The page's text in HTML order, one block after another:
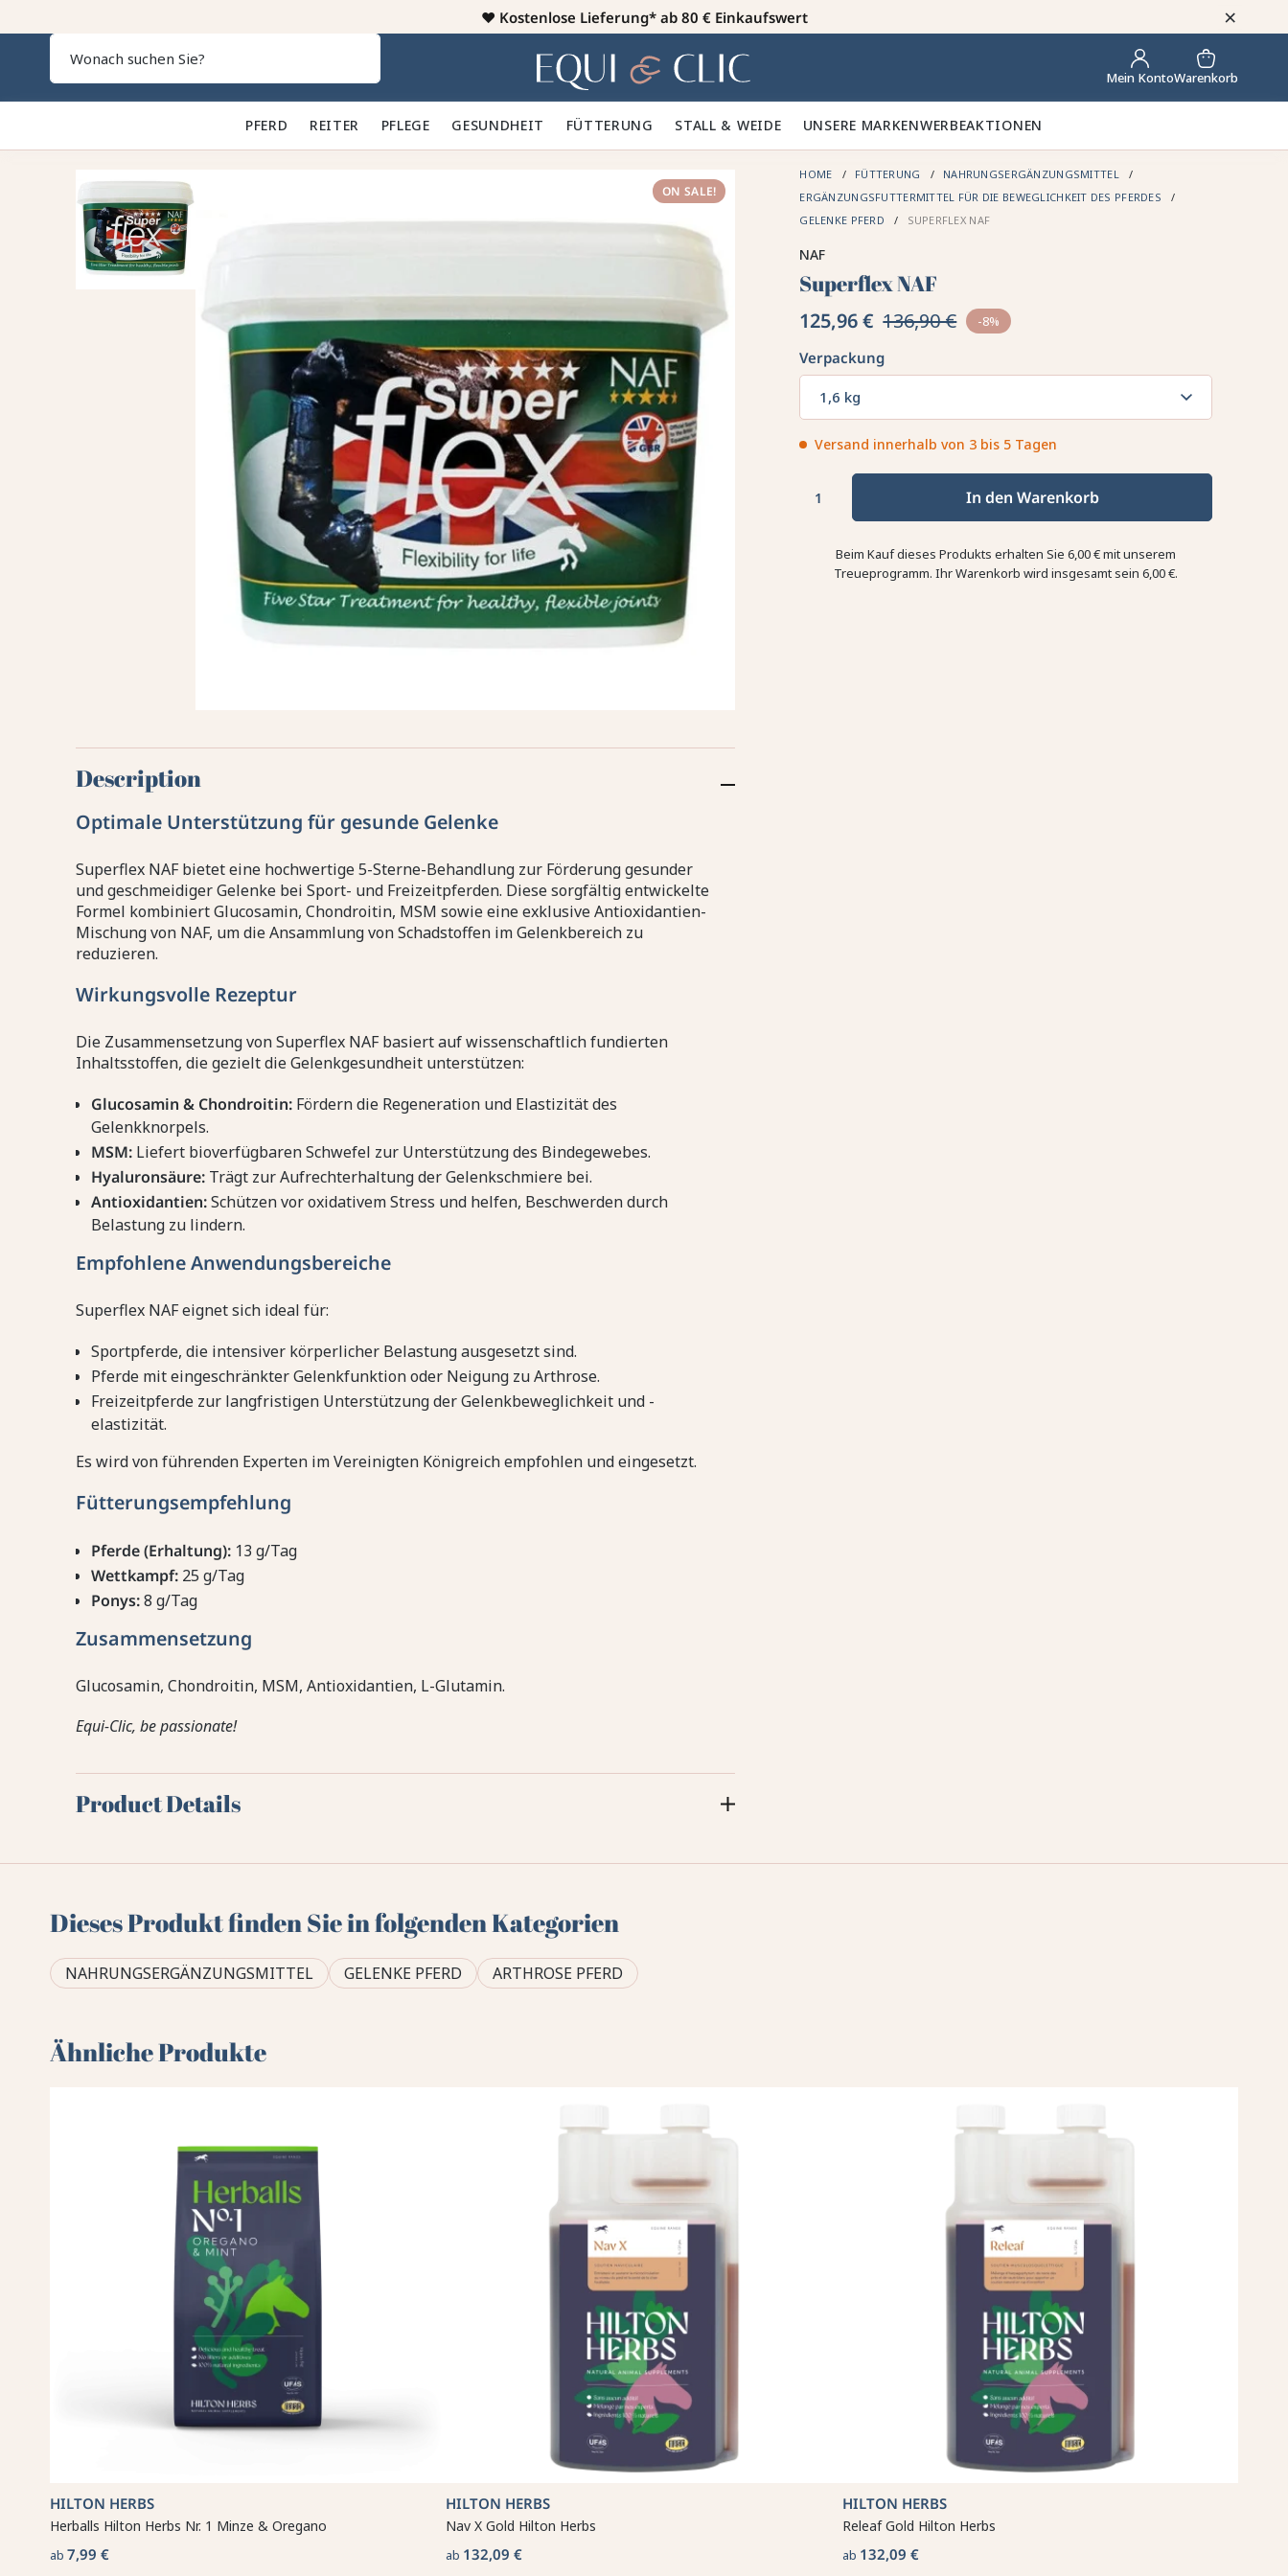
♥️ Kostenlose Lieferung* ab 80 € Einkaufswert ×
Heim Mein KontoWarenkorb
PFERD 🐎 REITER 👕 PFLEGE 🪮 GESUNDHEIT ✨ FÜTTERUNG 🥕 STALL & WEIDE 🍃 UNSERE MARKENWERBEAKTIONEN
ON SALE!
HOME FÜTTERUNG
NAHRUNGSERGÄNZUNGSMITTEL
ERGÄNZUNGSFUTTERMITTEL FÜR DIE BEWEGLICHKEIT DES PFERDES
GELENKE PFERD
SUPERFLEX NAF
NAF
Superflex NAF
125,96 € 136,90 € -8%
Verpackung
1,6 kg
Versand innerhalb von 3 bis 5 Tagen
In den Warenkorb
Beim Kauf dieses Produkts erhalten Sie6,00 €mit unserem
Treueprogramm. Ihr Warenkorb wird insgesamt sein6,00 €.
Description
Optimale Unterstützung für gesunde Gelenke
Superflex NAF bietet eine hochwertige 5-Sterne-Behandlung zur Förderung gesunder
und geschmeidiger Gelenke bei Sport- und Freizeitpferden. Diese sorgfältig entwickelte
Formel kombiniert Glucosamin, Chondroitin, MSM sowie eine exklusive Antioxidantien-
Mischung von NAF, um die Ansammlung von Schadstoffen im Gelenkbereich zu
reduzieren.
Wirkungsvolle Rezeptur
Die Zusammensetzung von Superflex NAF basiert auf wissenschaftlich fundierten
Inhaltsstoffen, die gezielt die Gelenkgesundheit unterstützen:
Glucosamin & Chondroitin:Fördern die Regeneration und Elastizität des
Gelenkknorpels.
MSM:Liefert bioverfügbaren Schwefel zur Unterstützung des Bindegewebes.
Hyaluronsäure:Trägt zur Aufrechterhaltung der Gelenkschmiere bei.
Antioxidantien:Schützen vor oxidativem Stress und helfen, Beschwerden durch
Belastung zu lindern.
Empfohlene Anwendungsbereiche
Superflex NAF eignet sich ideal für:
Sportpferde, die intensiver körperlicher Belastung ausgesetzt sind.
Pferde mit eingeschränkter Gelenkfunktion oder Neigung zu Arthrose.
Freizeitpferde zur langfristigen Unterstützung der Gelenkbeweglichkeit und -
elastizität.
Es wird von führenden Experten im Vereinigten Königreich empfohlen und eingesetzt.
Fütterungsempfehlung
Pferde (Erhaltung):13 g/Tag
Wettkampf:25 g/Tag
Ponys:8 g/Tag
Zusammensetzung
Glucosamin, Chondroitin, MSM, Antioxidantien, L-Glutamin.
Equi-Clic, be passionate!
Product Details
Dieses Produkt finden Sie in folgenden Kategorien
NAHRUNGSERGÄNZUNGSMITTEL GELENKE PFERD ARTHROSE PFERD
Ähnliche Produkte
HILTON HERBS
Herballs Hilton Herbs Nr. 1 Minze & Oregano
ab7,99 €
HILTON HERBS
Nav X Gold Hilton Herbs
ab 132,09 €
HILTON HERBS
Releaf Gold Hilton Herbs
ab 132,09 €